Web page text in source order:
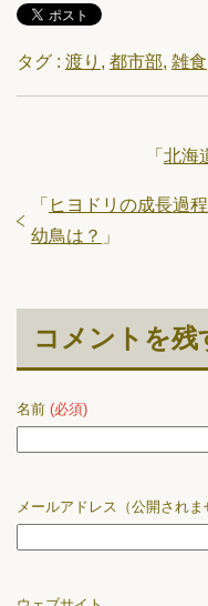
タグ : 渡り , 都市部, 雑食
「 北海
「 ヒヨドリの成長過
幼鳥は？ 」
コメントを残
名前 (必須)
メールアドレス（公開されま